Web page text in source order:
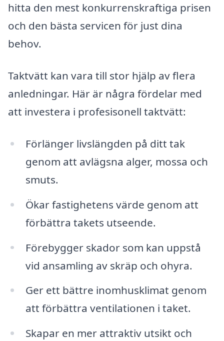
hitta den mest konkurrenskraftiga prisen
och den bästa servicen för just dina
behov.
Taktvätt kan vara till stor hjälp av flera
anledningar. Här är några fördelar med
att investera i profesisonell taktvätt:
Förlänger livslängden på ditt tak
genom att avlägsna alger, mossa och
smuts.
Ökar fastighetens värde genom att
förbättra takets utseende.
Förebygger skador som kan uppstå
vid ansamling av skräp och ohyra.
Ger ett bättre inomhusklimat genom
att förbättra ventilationen i taket.
Skapar en mer attraktiv utsikt och